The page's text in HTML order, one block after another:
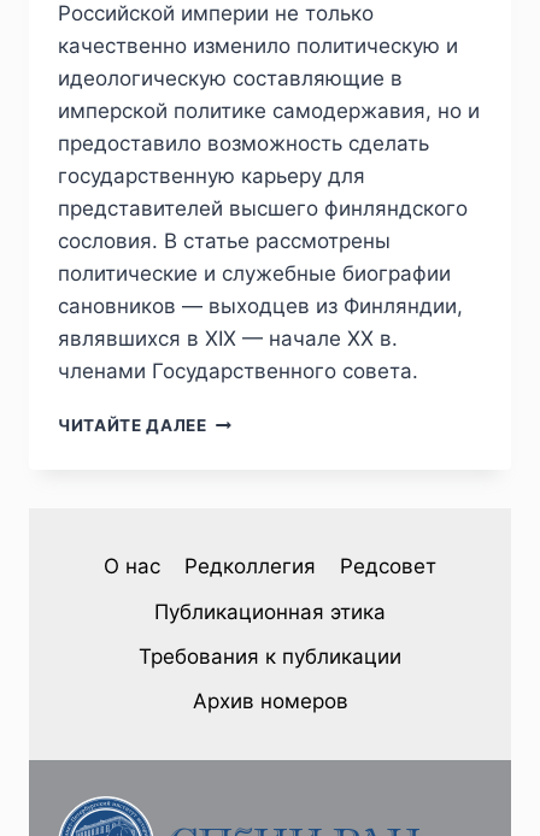
Российской империи не только
качественно изменило политическую и
идеологическую составляющие в
имперской политике самодержавия, но и
предоставило возможность сделать
государственную карьеру для
представителей высшего финляндского
сословия. В статье рассмотрены
политические и служебные биографии
сановников — выходцев из Финляндии,
являвшихся в XIX — начале XX в.
членами Государственного совета.
ЧИТАЙТЕ ДАЛЕЕПИЖ
НА
РОССИИ:
ГОСУДАРСТВЕННЫЕ
ШВЕДСКО-
—
О нас Редколлегия
Редсовет
Публикационная этика
Требования к публикации
Архив номеров